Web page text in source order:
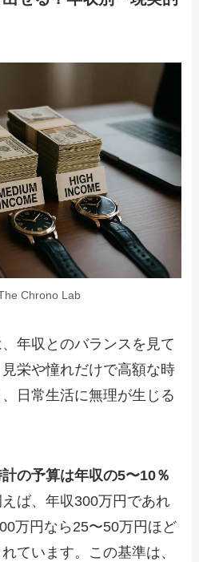
Chrono Lab
年収とのバランスを見て
栄や憧れだけで高額な時
日常生活に無理が生じる
の予算は年収の5〜10％
ば、年収300万円であれ
万円なら25〜50万円ほど
ています。この基準は、